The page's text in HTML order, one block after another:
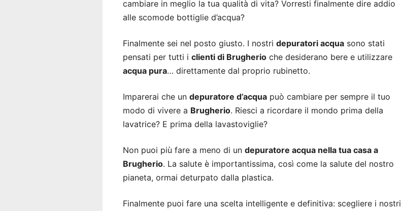
cambiare in meglio la tua qualità di vita? Vorresti finalmente dire addio
alle scomode bottiglie d’acqua?
Finalmente sei nel posto giusto. I nostri depuratori acqua sono stati
pensati per tutti i clienti di Brugherio che desiderano bere e utilizzare
acqua pura… direttamente dal proprio rubinetto.
Imparerai che un depuratore d’acqua può cambiare per sempre il tuo
modo di vivere a Brugherio. Riesci a ricordare il mondo prima della
lavatrice? E prima della lavastoviglie?
Non puoi più fare a meno di un depuratore acqua nella tua casa a
Brugherio. La salute è importantissima, così come la salute del nostro
pianeta, ormai deturpato dalla plastica.
Finalmente puoi fare una scelta intelligente e definitiva: scegliere i nostri